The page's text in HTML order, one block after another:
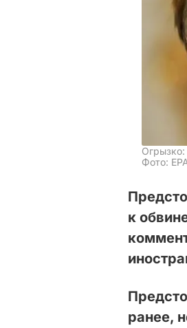
Фото:
к
ранее,